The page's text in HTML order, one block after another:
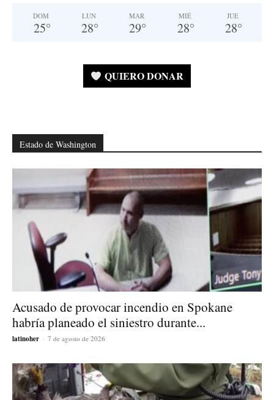
DOM
25°
LUN
28°
MAR
29°
MIÉ
28°
JUE
28°
QUIERO DONAR
Estado de Washington
Acusado de provocar incendio en Spokane
habría planeado el siniestro durante...
latinoher - 7 de agosto de 2026